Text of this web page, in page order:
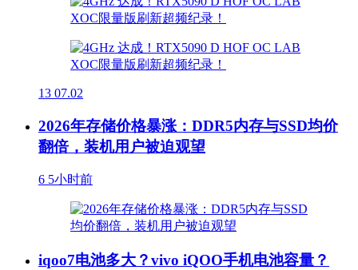
13 07.02
2026年存储价格暴涨：DDR5内存与SSD均价
翻倍，装机用户被迫观望
6 5小时前
iqoo7电池多大？vivo iQOO手机电池容量？